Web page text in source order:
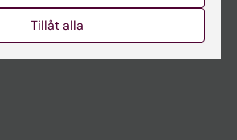
Tillåt alla